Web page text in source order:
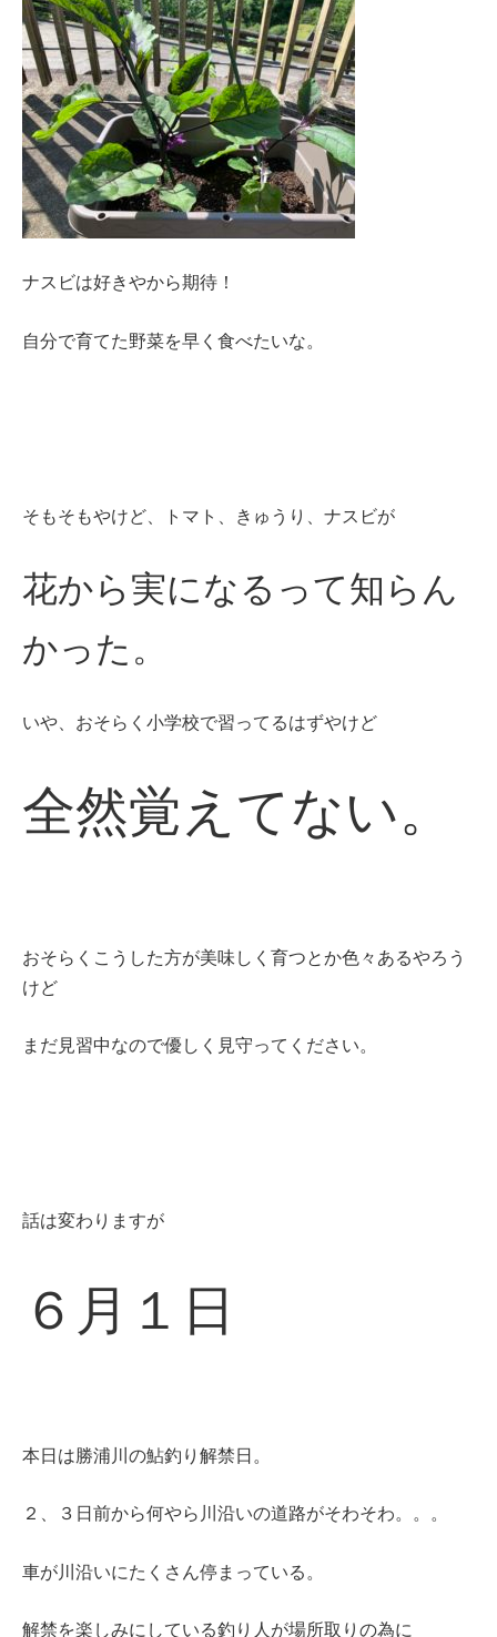
ナスビは好きやから期待！
自分で育てた野菜を早く食べたいな。
そもそもやけど、トマト、きゅうり、ナスビが
花から実になるって知らん
かった。
いや、おそらく小学校で習ってるはずやけど
全然覚えてない。
おそらくこうした方が美味しく育つとか色々あるやろう
けど
まだ見習中なので優しく見守ってください。
話は変わりますが
６月１日
本日は勝浦川の鮎釣り解禁日。
２、３日前から何やら川沿いの道路がそわそわ。。。
車が川沿いにたくさん停まっている。
解禁を楽しみにしている釣り人が場所取りの為に